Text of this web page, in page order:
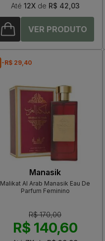
Até 12Xde R$ 42,03
-R$ 29,40
Manasik
Malikat Al Arab Manasik Eau De
Parfum Feminino
R$ 170,00
R$ 140,60